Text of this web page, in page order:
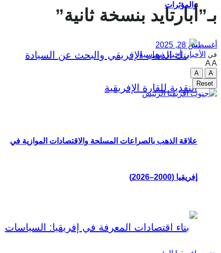
والمؤثرات
علاقة الذهب بالصراعات المسلحة والاقتصادات الموازية في
إفريقيا (2000–2026)
بـ”أبارتايد بنسخة ثانية”
أغسطس 28, 2025
في الأخبار , أخبار سياسية
AA
A
A
Reset